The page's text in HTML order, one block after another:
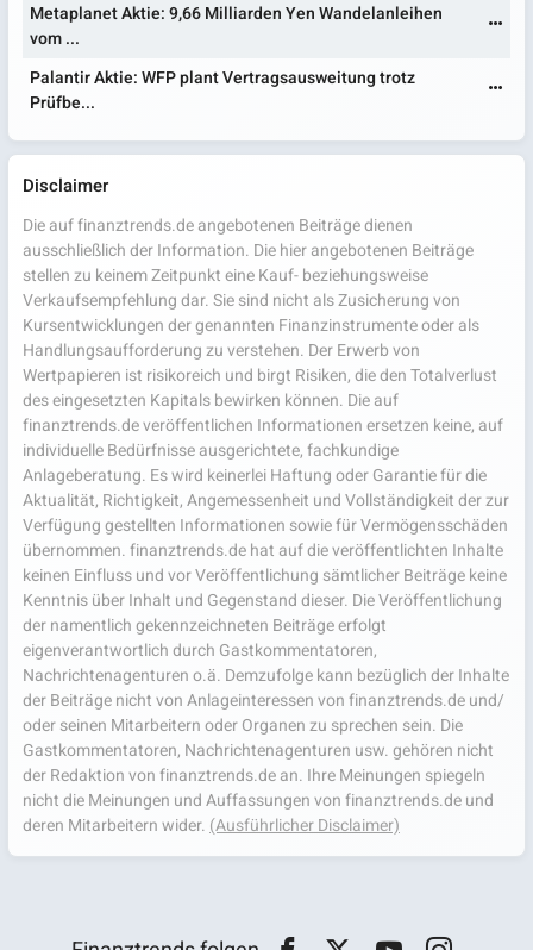
Metaplanet Aktie: 9,66 Milliarden Yen Wandelanleihen
vom ...
Palantir Aktie: WFP plant Vertragsausweitung trotz
Prüfbe...
Disclaimer
Die auf finanztrends.de angebotenen Beiträge dienen
ausschließlich der Information. Die hier angebotenen Beiträge
stellen zu keinem Zeitpunkt eine Kauf- beziehungsweise
Verkaufsempfehlung dar. Sie sind nicht als Zusicherung von
Kursentwicklungen der genannten Finanzinstrumente oder als
Handlungsaufforderung zu verstehen. Der Erwerb von
Wertpapieren ist risikoreich und birgt Risiken, die den Totalverlust
des eingesetzten Kapitals bewirken können. Die auf
finanztrends.de veröffentlichen Informationen ersetzen keine, auf
individuelle Bedürfnisse ausgerichtete, fachkundige
Anlageberatung. Es wird keinerlei Haftung oder Garantie für die
Aktualität, Richtigkeit, Angemessenheit und Vollständigkeit der zur
Verfügung gestellten Informationen sowie für Vermögensschäden
übernommen. finanztrends.de hat auf die veröffentlichten Inhalte
keinen Einfluss und vor Veröffentlichung sämtlicher Beiträge keine
Kenntnis über Inhalt und Gegenstand dieser. Die Veröffentlichung
der namentlich gekennzeichneten Beiträge erfolgt
eigenverantwortlich durch Gastkommentatoren,
Nachrichtenagenturen o.ä. Demzufolge kann bezüglich der Inhalte
der Beiträge nicht von Anlageinteressen von finanztrends.de und/
oder seinen Mitarbeitern oder Organen zu sprechen sein. Die
Gastkommentatoren, Nachrichtenagenturen usw. gehören nicht
der Redaktion von finanztrends.de an. Ihre Meinungen spiegeln
nicht die Meinungen und Auffassungen von finanztrends.de und
deren Mitarbeitern wider. (Ausführlicher Disclaimer)